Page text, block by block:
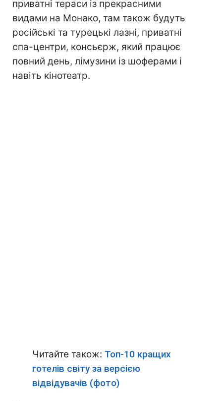
приватні тераси із прекрасними
видами на Монако, там також будуть
російські та турецькі лазні, приватні
спа-центри, консьєрж, який працює
повний день, лімузини із шоферами і
навіть кінотеатр.
Читайте також: Топ-10 кращих
готелів світу за версією
відвідувачів (фото)